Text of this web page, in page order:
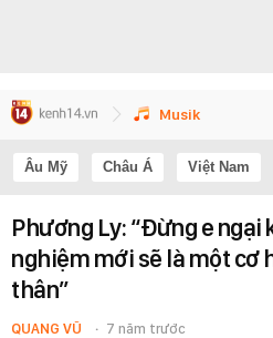
Musik
Âu Mỹ Châu Á Việt Nam
Phương Ly: “Đừng e
nghiệm mới sẽ là một cơ
thân”
QUANG VŨ 7 năm trước